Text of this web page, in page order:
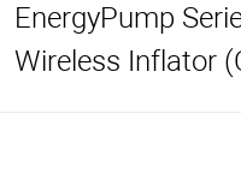
EnergyPump
Wireless Inflator